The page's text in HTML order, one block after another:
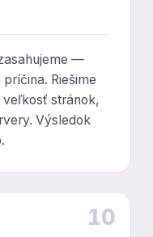
—
Riešime
stránok,
Výsledok
10